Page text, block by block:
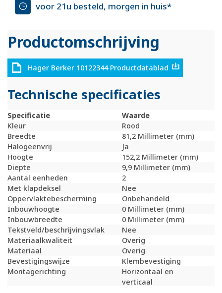
voor 21u besteld, morgen in huis*
Productomschrijving
Hager Berker 10122344 Productdatablad
Technische specificaties
Specificatie
Waarde
Kleur
Rood
Breedte
81,2 Millimeter (mm)
Halogeenvrij
Ja
Hoogte
152,2 Millimeter (mm)
Diepte
9,9 Millimeter (mm)
Aantal eenheden
2
Met klapdeksel
Nee
Oppervlaktebescherming
Onbehandeld
Inbouwhoogte
0 Millimeter (mm)
Inbouwbreedte
0 Millimeter (mm)
Tekstveld/beschrijvingsvlak
Nee
Materiaalkwaliteit
Overig
Materiaal
Overig
Bevestigingswijze
Klembevestiging
Montagerichting
Horizontaal en
verticaal